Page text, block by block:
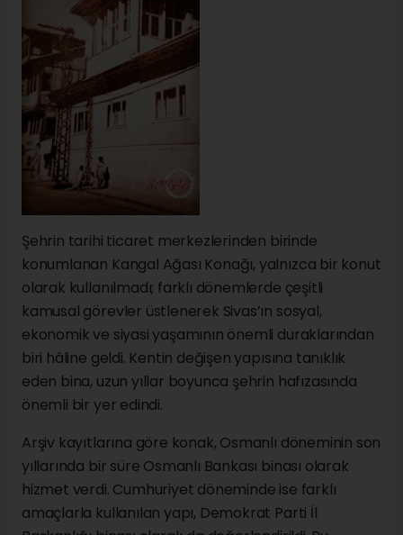
Şehrin tarihi ticaret merkezlerinden birinde
konumlanan Kangal Ağası Konağı, yalnızca bir konut
olarak kullanılmadı; farklı dönemlerde çeşitli
kamusal görevler üstlenerek Sivas’ın sosyal,
ekonomik ve siyasi yaşamının önemli duraklarından
biri hâline geldi. Kentin değişen yapısına tanıklık
eden bina, uzun yıllar boyunca şehrin hafızasında
önemli bir yer edindi.
Arşiv kayıtlarına göre konak, Osmanlı döneminin son
yıllarında bir süre Osmanlı Bankası binası olarak
hizmet verdi. Cumhuriyet döneminde ise farklı
amaçlarla kullanılan yapı, Demokrat Parti İl